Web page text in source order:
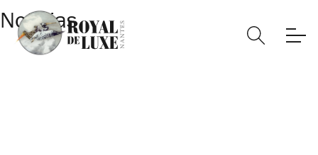
Noticias